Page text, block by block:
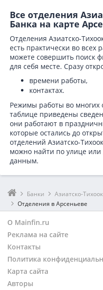
Все отделения
Банка на карте
Отделения Азиатско-
есть практически во
можете совершить поиск
для себя месте. Сразу
времени работы,
контактах.
Режимы работы во многих
таблице приведены
они работают в
которые остались до
отделений Азиатско-
можно найти по улице
данным.
Банки
Азиатско-
Отделения в Арсеньеве
О Mainfin.ru
Реклама на сайте
Контакты
Политика
Карта сайта
Авторы